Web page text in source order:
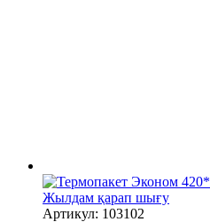
Жылдам қарап шығу
Артикул: 103102